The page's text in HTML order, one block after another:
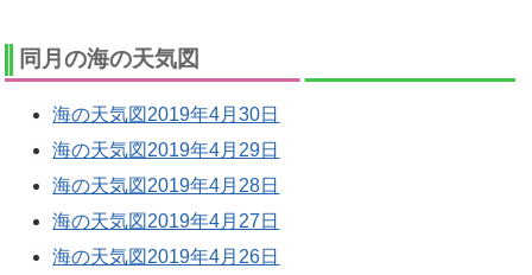
同月の海の天気図
海の天気図2019年4月30日
海の天気図2019年4月29日
海の天気図2019年4月28日
海の天気図2019年4月27日
海の天気図2019年4月26日